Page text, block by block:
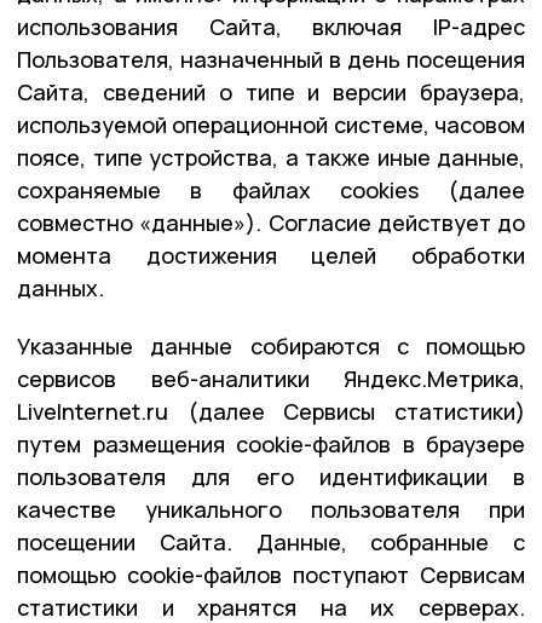
использования Сайта, включая IP-адрес
Пользователя, назначенный в день посещения
Сайта, сведений о типе и версии браузера,
используемой операционной системе, часовом
поясе, типе устройства, а также иные данные,
сохраняемые в файлах cookies (далее
совместно «данные»). Согласие действует до
момента достижения целей обработки
данных.
Указанные данные собираются с помощью
сервисов веб-аналитики Яндекс.Метрика,
LiveInternet.ru (далее Сервисы статистики)
путем размещения cookie-файлов в браузере
пользователя для его идентификации в
качестве уникального пользователя при
посещении Сайта. Данные, собранные с
помощью cookie-файлов поступают Сервисам
статистики и хранятся на их серверах.